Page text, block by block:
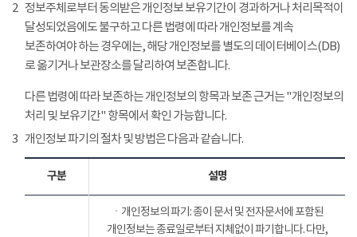
2 정보주체로부터 동의받은 개인정보 보유기간이 경과하거나 처리목적이
달성되었음에도 불구하고 다른 법령에 따라 개인정보를 계속
보존하여야 하는 경우에는, 해당 개인정보를 별도의 데이터베이스(DB)
로 옮기거나 보관장소를 달리하여 보존합니다.
다른 법령에 따라 보존하는 개인정보의 항목과 보존 근거는 "개인정보의
처리 및 보유기간" 항목에서 확인 가능합니다.
3 개인정보 파기의 절차 및 방법은 다음과 같습니다.
구분 설명
ㆍ개인정보의 파기: 종이 문서 및 전자문서에 포함된
개인정보는 종료일로부터 지체없이 파기합니다. 다만,